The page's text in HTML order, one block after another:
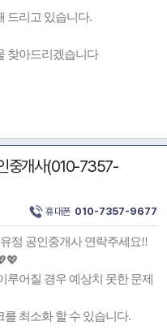
드리고 있습니다.
찾아드리겠습니다
중개사(010-7357-
휴대폰 010-7357-9677
정 공인중개사 연락주세요!!
어질 경우 예상치 못한 문제
최소화 할 수 있습니다.